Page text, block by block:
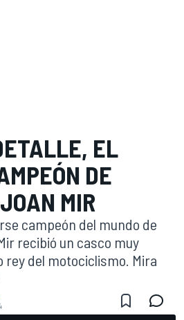
EL
DE
MIR
campeón del mundo de
recibió un casco muy
rey del motociclismo. Mira